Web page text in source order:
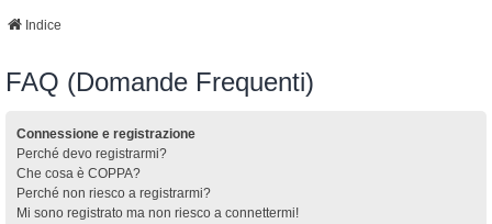
Indice
FAQ (Domande Frequenti)
Connessione e registrazione
Perché devo registrarmi?
Che cosa è COPPA?
Perché non riesco a registrarmi?
Mi sono registrato ma non riesco a connettermi!